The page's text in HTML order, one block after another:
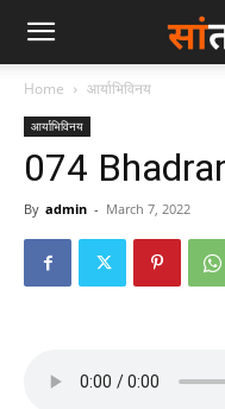
Home आर्याभिविनय
आर्याभिविनय
074
By admin - March 7, 2022